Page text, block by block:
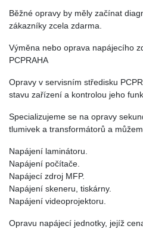
Běžné opravy by měly začínat
zákazníky zcela zdarma.
Výměna nebo oprava napájecího
PCPRAHA
Opravy v servisním středisku
stavu zařízení a kontrolou jeho
Specializujeme se na opravy
tlumivek a transformátorů a
Napájení laminátoru.
Napájení počítače.
Napájecí zdroj MFP.
Napájení skeneru, tiskárny.
Napájení videoprojektoru.
Opravu napájecí jednotky, jejíž